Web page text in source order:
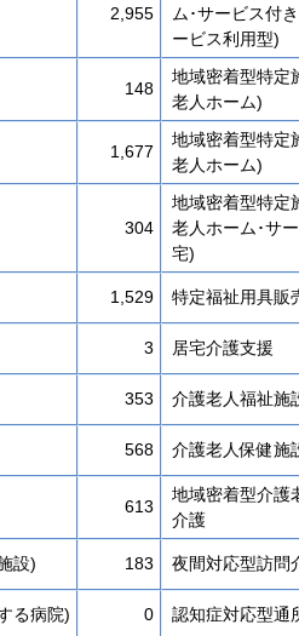
2,955
ム･サービス付
ービス利用型)
148
地域密着型特定
老人ホーム)
1,677
地域密着型特定
老人ホーム)
304
地域密着型特定
老人ホーム･サ
宅)
1,529 特定福祉用具販
3 居宅介護支援
353 介護老人福祉施
568 介護老人保健施
613
地域密着型介護
介護
設) 183 夜間対応型訪問
る病院) 0 認知症対応型通